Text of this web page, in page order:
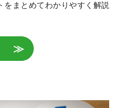
をまとめてわかりやすく解説